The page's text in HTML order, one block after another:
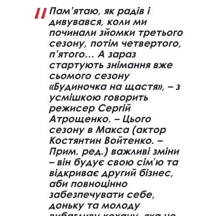
Пам’ятаю, як радів і
дивувався, коли ми
починали зйомки третього
сезону, потім четвертого,
п’ятого… А зараз
стартують знімання вже
сьомого сезону
«Будиночка на щастя», – з
усмішкою говорить
режисер Сергій
Атрощенко. – Цього
сезону в Макса (актор
Костянтин Войтенко. –
Прим. ред.) важливі зміни
– він будує свою сімʼю та
відкриває другий бізнес,
аби повноцінно
забезпечувати себе,
доньку та молоду